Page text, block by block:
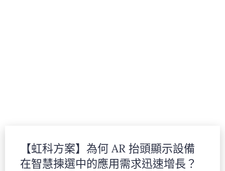
Lorem ipsum dolor sit amet, consectetur
【虹科方案】為何 AR 抬頭顯示設備
在智慧揀選中的應用需求迅速增長？